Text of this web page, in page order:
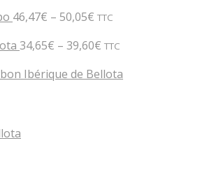
46,47€ – 50,05€ TTC
34,65€ – 39,60€ TTC
Ibérique de Bellota